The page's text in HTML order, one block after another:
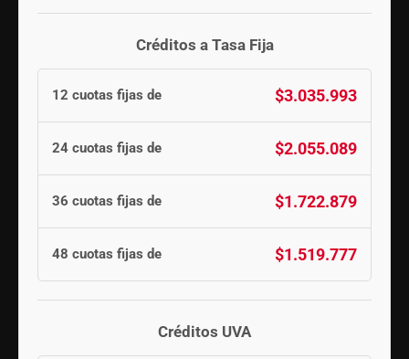
Créditos a Tasa Fija
12 cuotas fijas de $3.035.993
24 cuotas fijas de $2.055.089
36 cuotas fijas de $1.722.879
48 cuotas fijas de $1.519.777
Créditos UVA